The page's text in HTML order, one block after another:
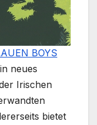
BOYS
neues
Irischen
bietet